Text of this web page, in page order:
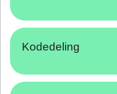
Kodedeling